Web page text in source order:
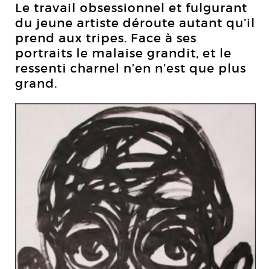
Le travail obsessionnel et fulgurant
du jeune artiste déroute autant qu’il
prend aux tripes. Face à ses
portraits le malaise grandit, et le
ressenti charnel n’en n’est que plus
grand.